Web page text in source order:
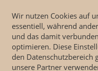
Wir nutzen Cookies auf
essentiell, während
und das damit
optimieren. Diese
den Datenschutzbereich
unsere Partner